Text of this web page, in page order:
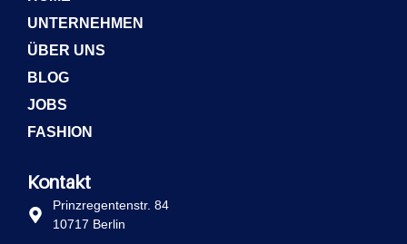
UNTERNEHMEN
ÜBER UNS
BLOG
JOBS
FASHION
Kontakt
Prinzregentenstr. 84
10717 Berlin